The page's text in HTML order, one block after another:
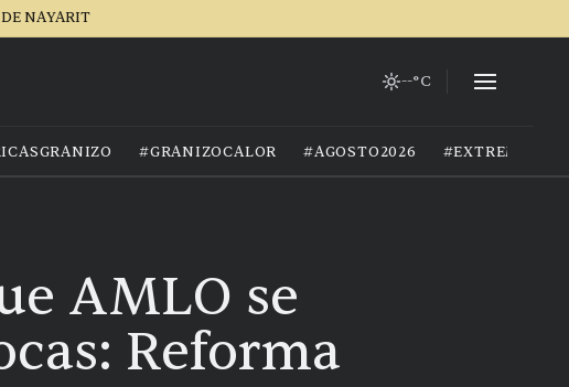
NAYARIT
--°C
#GRANIZOCALOR #AGOSTO2026
AMLO se
Reforma